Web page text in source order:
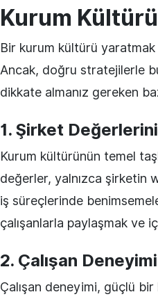
Kurum
Bir kurum kültürü
Ancak, doğru stratejilerle
dikkate almanız gereken
1. Şirket
Kurum kültürünün temel
değerler, yalnızca şirketin
iş süreçlerinde
çalışanlarla paylaşmak ve
2. Çalışan
Çalışan deneyimi, güçlü bir